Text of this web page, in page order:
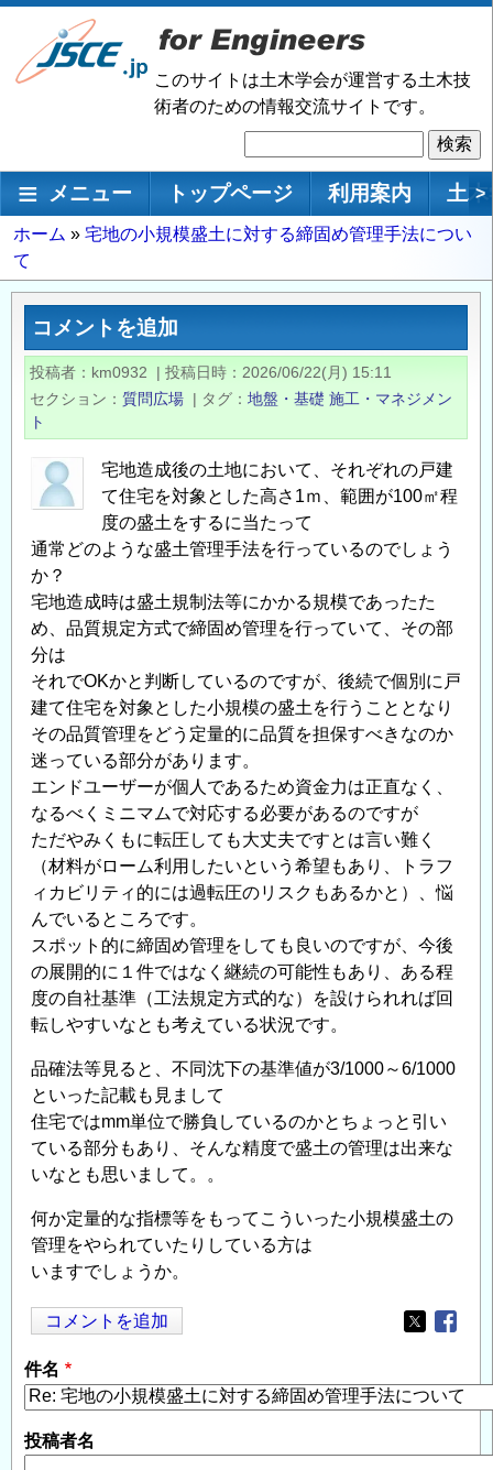
メ
ン
動
このサイトは土木学会が運営する土木技
術者のための情報交流サイトです。
索
メインナビゲーション
メニュー トップページ 利用案内 土 >
パ
ン
く
ホーム
宅地の小規模盛土に対する締固め管理手法につい
て
コメントを追加
投稿者 km0932 | 投稿日時
2026/06/22(月) 15:11
セクション
質問広場 | タグ 地盤・基礎 施工・マネジメン
ト
宅地造成後の土地において、それぞれの戸建
て住宅を対象とした高さ1ｍ、範囲が100㎡程
度の盛土をするに当たって
通常どのような盛土管理手法を行っているのでしょう
か？
宅地造成時は盛土規制法等にかかる規模であったた
め、品質規定方式で締固め管理を行っていて、その部
分は
それでOKかと判断しているのですが、後続で個別に戸
建て住宅を対象とした小規模の盛土を行うこととなり
その品質管理をどう定量的に品質を担保すべきなのか
迷っている部分があります。
エンドユーザーが個人であるため資金力は正直なく、
なるべくミニマムで対応する必要があるのですが
ただやみくもに転圧しても大丈夫ですとは言い難く
（材料がローム利用したいという希望もあり、トラフ
ィカビリティ的には過転圧のリスクもあるかと）、悩
んでいるところです。
スポット的に締固め管理をしても良いのですが、今後
の展開的に１件ではなく継続の可能性もあり、ある程
度の自社基準（工法規定方式的な）を設けられれば回
転しやすいなとも考えている状況です。
品確法等見ると、不同沈下の基準値が3/1000～6/1000
といった記載も見まして
住宅ではmm単位で勝負しているのかとちょっと引い
ている部分もあり、そんな精度で盛土の管理は出来な
いなとも思いまして。。
何か定量的な指標等をもってこういった小規模盛土の
管理をやられていたりしている方は
いますでしょうか。
コメントを追加
Opens in
件名
投稿者名